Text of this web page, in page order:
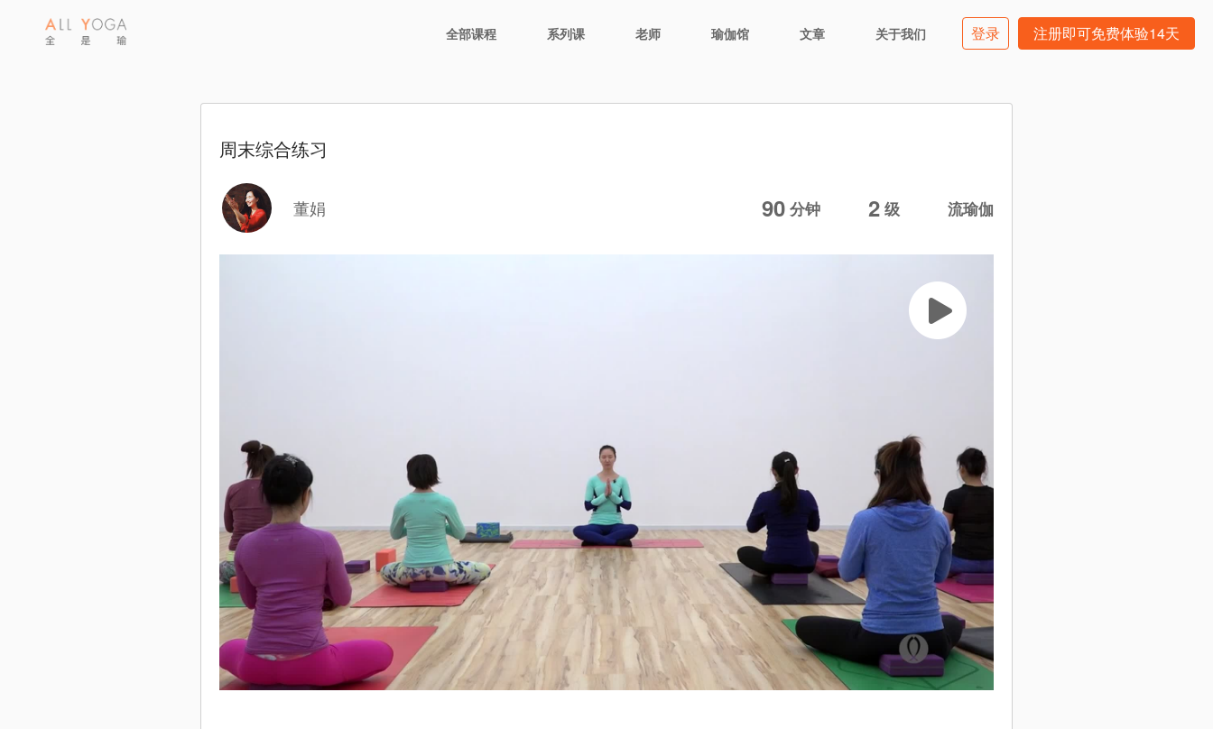
全部课程 系列课 老师 瑜伽馆 文章 关于我们 登录 注册即可免费体验14天
周末综合练习
董娟 90 分钟 2 级 流瑜伽